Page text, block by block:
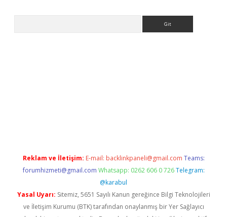
Reklam ve İletişim: E-mail: backlinkpaneli@gmail.com Teams:
forumhizmeti@gmail.com Whatsapp: 0262 606 0 726 Telegram:
@karabul
Yasal Uyarı: Sitemiz, 5651 Sayılı Kanun gereğince Bilgi Teknolojileri
ve İletişim Kurumu (BTK) tarafından onaylanmış bir Yer Sağlayıcı